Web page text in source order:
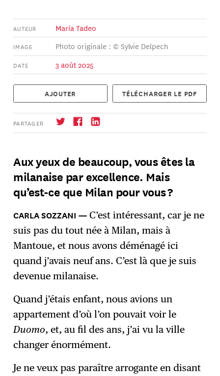
AUTEUR María Tadeo
IMAGE Photo originale : © Sylvie Delpech
DATE 3 août 2025
AJOUTER TÉLÉCHARGER LE PDF
PARTAGER
→ S'abonner
Aux yeux de beaucoup, vous êtes la
milanaise par excellence. Mais
qu’est-ce que Milan pour vous ?
C’est intéressant, car je ne
suis pas du tout née à Milan, mais à
Mantoue, et nous avons déménagé ici
quand j’avais neuf ans. C’est là que je suis
devenue milanaise.
Quand j’étais enfant, nous avions un
appartement d’où l’on pouvait voir le
Duomo, et, au fil des ans, j’ai vu la ville
changer énormément.
Je ne veux pas paraître arrogante en disant